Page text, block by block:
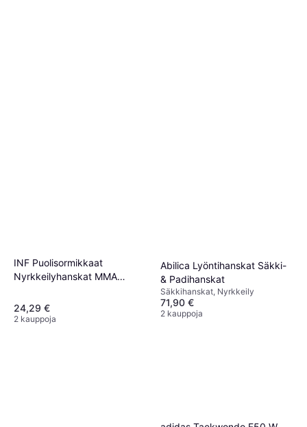
Excalibur Nyrkkeilysäkin
Jousi 4"
1 kauppa
129 €
INF Puolisormikkaat
Nyrkkeilyhanskat MMA
Red
24,29 €
2 kauppoja
Abilica Lyöntihanskat Säkki-
& Padihanskat
Säkkihanskat, Nyrkkeily
71,90 €
2 kauppoja